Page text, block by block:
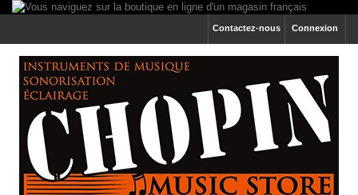
Connexion
Contactez-nous